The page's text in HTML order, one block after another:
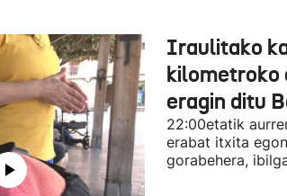
Iraulitako
eragin ditu
22:00etatik
erabat itxita
gorabehera,